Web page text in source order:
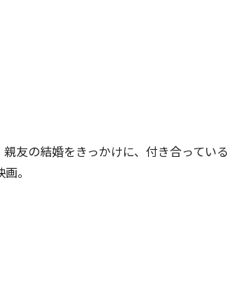
友の結婚をきっかけに、付き合っている
。